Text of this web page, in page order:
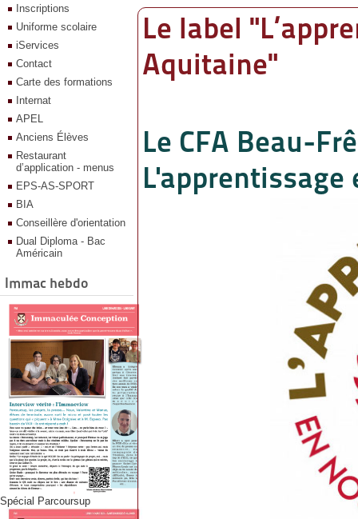
Inscriptions
Uniforme scolaire
iServices
Contact
Carte des formations
Internat
APEL
Anciens Élèves
Restaurant
d’application - menus
EPS-AS-SPORT
BIA
Conseillère d'orientation
Dual Diploma - Bac
Américain
Immac hebdo
Spécial Parcoursup
Le label
Aquitaine"
Le CFA Beau-